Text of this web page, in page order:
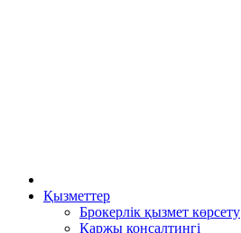
Қызметтер
Брокерлік қызмет көрсету
Қаржы консалтингі